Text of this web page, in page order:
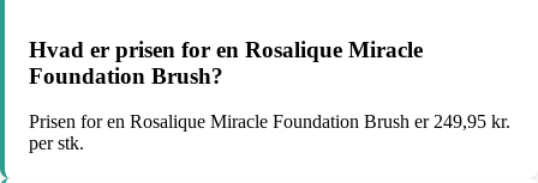
Hvad er prisen for en Rosalique Miracle
Foundation Brush?
Prisen for en Rosalique Miracle Foundation Brush er 249,95 kr.
per stk.